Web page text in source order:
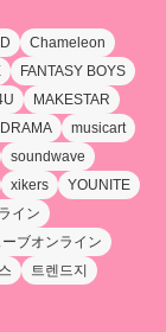
Chameleon
FANTASY BOYS
MAKESTAR
musicart
soundwave
xikers
YOUNITE
イン
ブオンライン
트렌드지